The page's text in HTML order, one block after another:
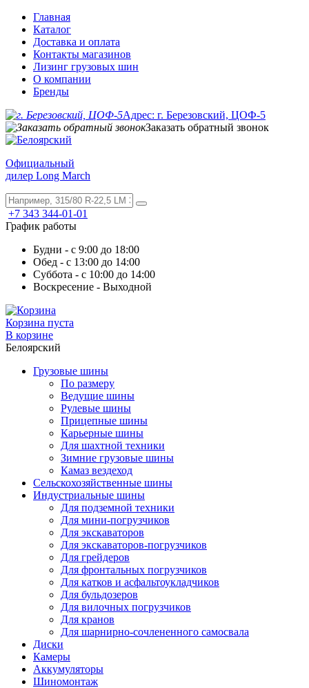
Главная
Каталог
Доставка и оплата
Контакты магазинов
Лизинг грузовых шин
О компании
Бренды
Адрес: г. Березовский, ЦОФ-5
Заказать обратный звонок
Официальный
дилер Long March
+7 343 344-01-01
График работы
Будни - с 9:00 до 18:00
Обед - с 13:00 до 14:00
Суббота - с 10:00 до 14:00
Воскресение - Выходной
Корзина пуста
В корзине
Белоярский
Грузовые шины
По размеру
Ведущие шины
Рулевые шины
Прицепные шины
Карьерные шины
Для шахтной техники
Зимние грузовые шины
Камаз вездеход
Сельскохозяйственные шины
Индустриальные шины
Для подземной техники
Для мини-погрузчиков
Для экскаваторов
Для экскаваторов-погрузчиков
Для грейдеров
Для фронтальных погрузчиков
Для катков и асфальтоукладчиков
Для бульдозеров
Для вилочных погрузчиков
Для кранов
Для шарнирно-сочлененного самосвала
Диски
Камеры
Аккумуляторы
Шиномонтаж